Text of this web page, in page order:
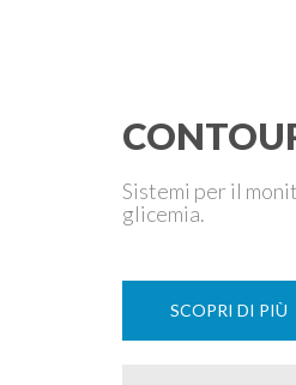
Sistemi per il
glicemia.
SCOPRI DI PIÙ